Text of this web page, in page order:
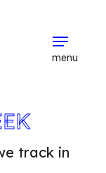
menu
track in